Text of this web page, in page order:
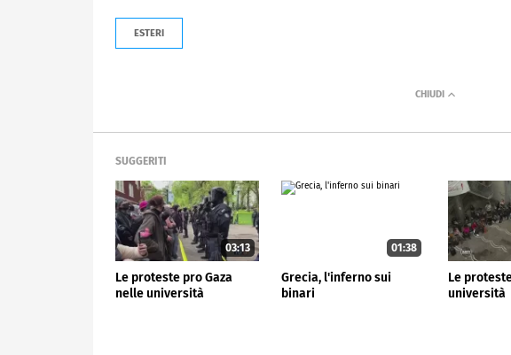
ESTERI
SUGGERITI
03:13
Le proteste pro Gaza
nelle università
01:38
Grecia, l'inferno sui
binari
Le
università